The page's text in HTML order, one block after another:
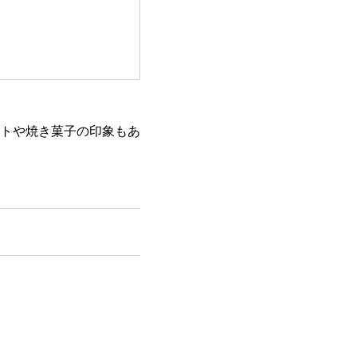
や焼き菓子の印象もあ